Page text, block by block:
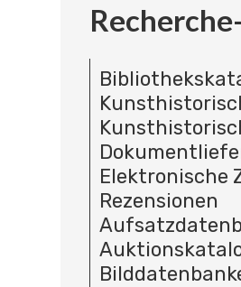
Elektronische
Rezensionen